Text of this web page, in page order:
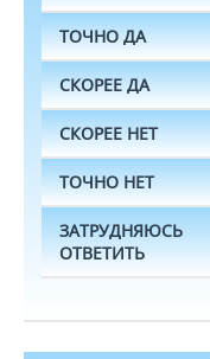
ТОЧНО ДА
СКОРЕЕ ДА
СКОРЕЕ НЕТ
ТОЧНО НЕТ
ЗАТРУДНЯЮСЬ
ОТВЕТИТЬ